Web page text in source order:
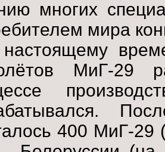
многих
мира
МиГ-29
400 МиГ-29